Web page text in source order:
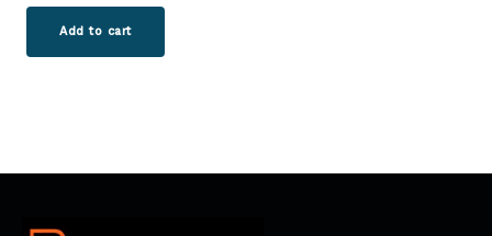
Add to cart